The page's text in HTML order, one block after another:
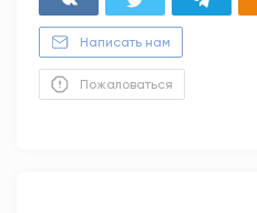
Написать нам
Пожаловаться